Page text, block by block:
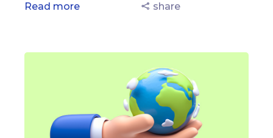
Read more share